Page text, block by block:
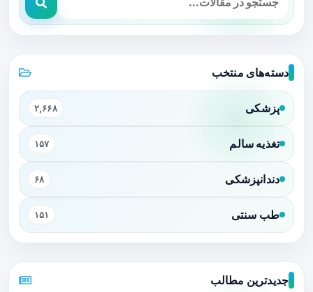
دسته‌های منتخب
پزشکی ۲,۶۶۸
تغذیه سالم ۱۵۷
دندانپزشکی ۶۸
طب سنتی ۱۵۱
جدیدترین مطالب